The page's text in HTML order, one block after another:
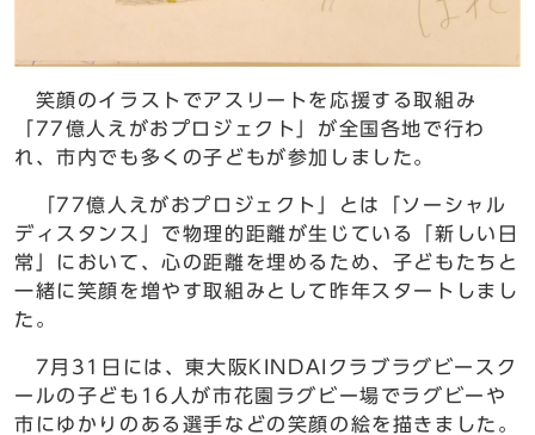
笑顔のイラストでアスリートを応援する取組み
「77億人えがおプロジェクト」が全国各地で行わ
れ、市内でも多くの子どもが参加しました。
「77億人えがおプロジェクト」とは「ソーシャル
ディスタンス」で物理的距離が生じている「新しい日
常」において、心の距離を埋めるため、子どもたちと
一緒に笑顔を増やす取組みとして昨年スタートしまし
た。
7月31日には、東大阪KINDAIクラブラグビースク
ールの子ども16人が市花園ラグビー場でラグビーや
市にゆかりのある選手などの笑顔の絵を描きました。